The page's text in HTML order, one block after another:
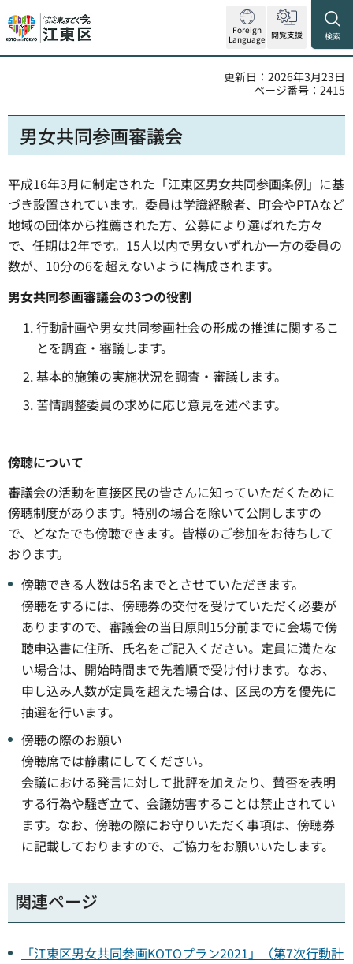
Foreign
Language 閲覧支援 検索
更新日：2026年3月23日
ページ番号：2415
男女共同参画審議会
平成16年3月に制定された「江東区男女共同参画条例」に基
づき設置されています。委員は学識経験者、町会やPTAなど
地域の団体から推薦された方、公募により選ばれた方々
で、任期は2年です。15人以内で男女いずれか一方の委員の
数が、10分の6を超えないように構成されます。
男女共同参画審議会の3つの役割
行動計画や男女共同参画社会の形成の推進に関するこ
とを調査・審議します。
基本的施策の実施状況を調査・審議します。
苦情調整委員の求めに応じ意見を述べます。
傍聴について
審議会の活動を直接区民の皆さんに知っていただくために
傍聴制度があります。特別の場合を除いて公開しますの
で、どなたでも傍聴できます。皆様のご参加をお待ちして
おります。
傍聴できる人数は5名までとさせていただきます。
傍聴をするには、傍聴券の交付を受けていただく必要が
ありますので、審議会の当日原則15分前までに会場で傍
聴申込書に住所、氏名をご記入ください。定員に満たな
い場合は、開始時間まで先着順で受け付けます。なお、
申し込み人数が定員を超えた場合は、区民の方を優先に
抽選を行います。
傍聴の際のお願い
傍聴席では静粛にしてください。
会議における発言に対して批評を加えたり、賛否を表明
する行為や騒ぎ立て、会議妨害することは禁止されてい
ます。なお、傍聴の際にお守りいただく事項は、傍聴券
に記載しておりますので、ご協力をお願いいたします。
関連ページ
「江東区男女共同参画KOTOプラン2021」（第7次行動計